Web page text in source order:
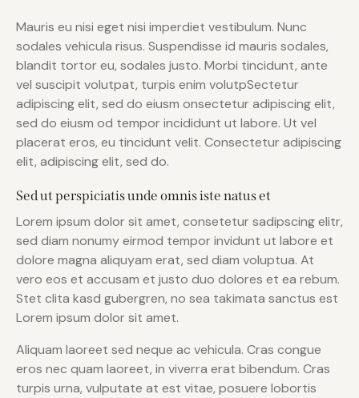
Mauris eu nisi eget nisi imperdiet vestibulum. Nunc
sodales vehicula risus. Suspendisse id mauris sodales,
blandit tortor eu, sodales justo. Morbi tincidunt, ante
vel suscipit volutpat, turpis enim volutpSectetur
adipiscing elit, sed do eiusm onsectetur adipiscing elit,
sed do eiusm od tempor incididunt ut labore. Ut vel
placerat eros, eu tincidunt velit. Consectetur adipiscing
elit, adipiscing elit, sed do.
Sed ut perspiciatis unde omnis iste natus et
Lorem ipsum dolor sit amet, consetetur sadipscing elitr,
sed diam nonumy eirmod tempor invidunt ut labore et
dolore magna aliquyam erat, sed diam voluptua. At
vero eos et accusam et justo duo dolores et ea rebum.
Stet clita kasd gubergren, no sea takimata sanctus est
Lorem ipsum dolor sit amet.
Aliquam laoreet sed neque ac vehicula. Cras congue
eros nec quam laoreet, in viverra erat bibendum. Cras
turpis urna, vulputate at est vitae, posuere lobortis